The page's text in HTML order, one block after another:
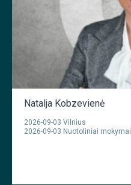
Natalja Kobzevienė
2026-09-03 Vilnius
2026-09-03 Nuotoliniai mokymai